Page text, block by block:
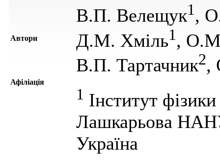
Автори
В.П. Велещук1 ,
Д.М. Хміль1 ,
В.П. Тартачник2,
Афіліація
1 Інститут
Лашкарьова
Україна